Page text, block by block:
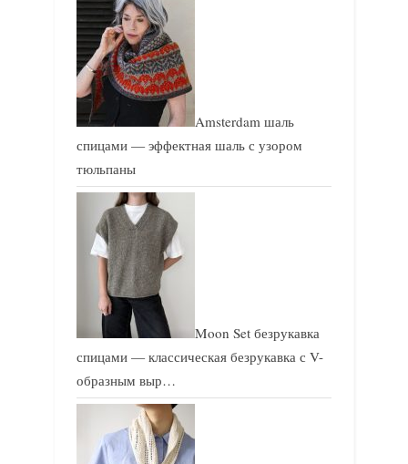
Amsterdam шаль
спицами — эффектная шаль с узором
тюльпаны
Moon Set безрукавка
спицами — классическая безрукавка с V-
образным выр…